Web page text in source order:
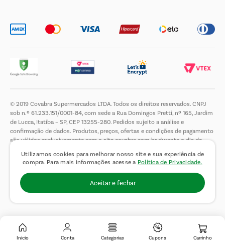
Utilizamos cookies para melhorar nosso site e sua experiência de
compra. Para mais informações acesse a Política de Privacidade.
Aceitar e fechar
Inicio Conta Categorias Cupons
© 2019 Covabra Supermercados LTDA. Todos os direitos reservados. CNPJ
sob n.º 61.233.151/0001-84, com sede a Rua Domingos Pretti, nº 165, Jardim
de Lucca, Itatiba – SP, CEP 13255-280. Pedidos sujeito a análise e
confirmação de dados. Produtos, preços, ofertas e condições de pagamento
são válidos exclusivamente para o site covabra.com.br durante o dia de
de limitar a quantidade máxima de produtos por compra por cliente. Não
vendemos no atacado. Fotos meramente ilustrativas.É proibida a venda e a
entrega de bebidas alcoólicas a menores de 18 (dezoito) anos, conforme Lei
n.° 8069/90, art. 81, inciso II (Estatuto da Criança e do Adolescente).